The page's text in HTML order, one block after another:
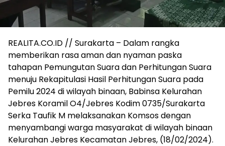
REALITA.CO.ID // Surakarta – Dalam rangka
memberikan rasa aman dan nyaman paska
tahapan Pemungutan Suara dan Perhitungan Suara
menuju Rekapitulasi Hasil Perhitungan Suara pada
Pemilu 2024 di wilayah binaan, Babinsa Kelurahan
Jebres Koramil O4/Jebres Kodim 0735/Surakarta
Serka Taufik M melaksanakan Komsos dengan
menyambangi warga masyarakat di wilayah binaan
Kelurahan Jebres Kecamatan Jebres, (18/02/2024).